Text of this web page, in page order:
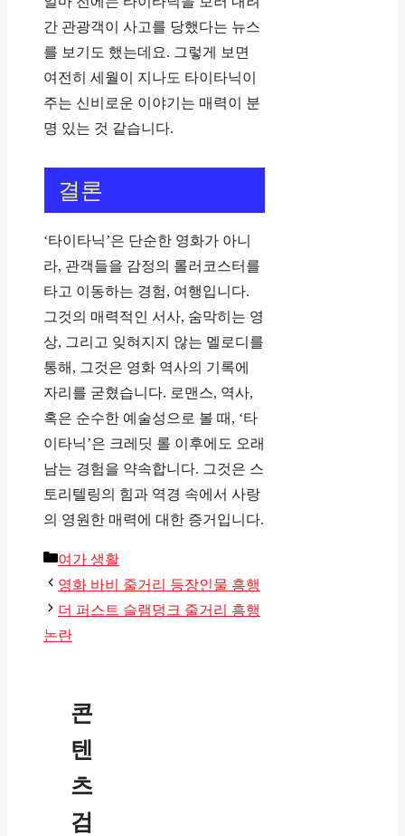
간 관광객이 사고를 당했다는 뉴스
를 보기도 했는데요. 그렇게 보면
여전히 세월이 지나도 타이타닉이
주는 신비로운 이야기는 매력이 분
명 있는 것 같습니다.
결론
‘타이타닉’은 단순한 영화가 아니
라, 관객들을 감정의 롤러코스터를
타고 이동하는 경험, 여행입니다.
그것의 매력적인 서사, 숨막히는 영
상, 그리고 잊혀지지 않는 멜로디를
통해, 그것은 영화 역사의 기록에
자리를 굳혔습니다. 로맨스, 역사,
혹은 순수한 예술성으로 볼 때, ‘타
이타닉’은 크레딧 롤 이후에도 오래
남는 경험을 약속합니다. 그것은 스
토리텔링의 힘과 역경 속에서 사랑
의 영원한 매력에 대한 증거입니다.
카
테
고
리
여가 생활
영화 바비 줄거리 등장인물 흥행
더 퍼스트 슬램덩크 줄거리 흥행
논란
콘
텐
츠
검